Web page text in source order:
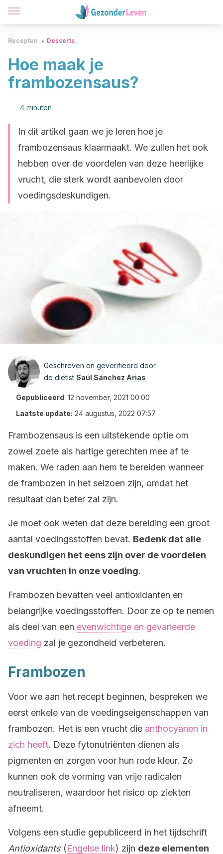
Recepten Desserts
Hoe maak je
frambozensaus?
4 minuten
In dit artikel gaan we je leren hoe je
frambozensaus klaarmaakt. We zullen het ook
hebben over de voordelen van deze heerlijke
vrucht, die sterk wordt aanbevolen door
voedingsdeskundigen.
Geschreven en geverifieerd door
de diëtist Saúl Sánchez Arias
Gepubliceerd: 12 november, 2021 00:00
Laatste update: 24 augustus, 2022 07:57
Frambozensaus is een uitstekende optie om
zowel zoete als hartige gerechten mee af te
maken. We raden aan hem te bereiden wanneer
de frambozen in het seizoen zijn, omdat het
resultaat dan beter zal zijn.
Je moet ook weten dat deze bereiding een groot
aantal voedingsstoffen bevat. Bedenk dat alle
deskundigen het eens zijn over de voordelen
van vruchten in onze voeding.
Frambozen bevatten veel antioxidanten en
belangrijke voedingsstoffen. Door ze op te nemen
als deel van een evenwichtige en gevarieerde
voeding zal je gezondheid verbeteren.
Frambozen
Voor we aan het recept beginnen, bespreken we
eerst enkele van de voedingseigenschappen van
frambozen. Het is een vrucht die anthocyanen in
zich heeft. Deze fytonutriënten dienen als
pigmenten en zorgen voor hun rode kleur. Ze
kunnen ook de vorming van vrije radicalen
neutraliseren, waardoor het risico op ziekten
afneemt.
Volgens een studie gepubliceerd in het tijdschrift
Antioxidants(Engelse link) zijn deze elementen